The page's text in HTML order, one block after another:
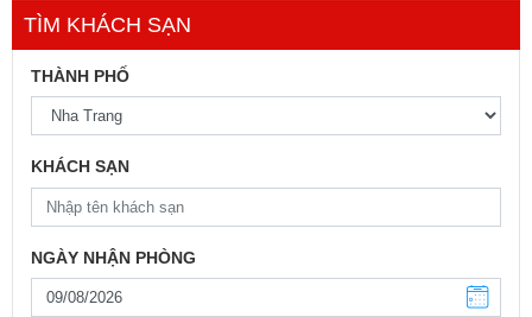
TÌM KHÁCH SẠN
THÀNH PHỐ
KHÁCH SẠN
NGÀY NHẬN PHÒNG